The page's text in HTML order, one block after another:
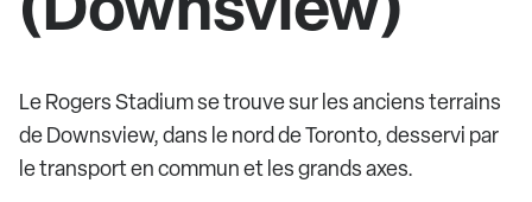
Le Rogers Stadium se trouve sur les anciens terrains
de Downsview, dans le nord de Toronto, desservi par
le transport en commun et les grands axes.